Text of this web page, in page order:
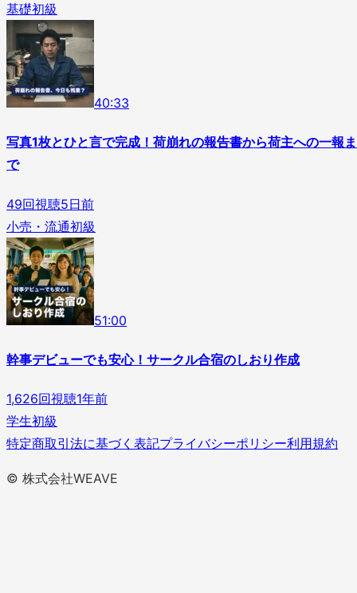
基礎初級
40:33
写真1枚とひと言で完成！荷崩れの報告書から荷主への一報ま
で
49回視聴5日前
小売・流通初級
51:00
幹事デビューでも安心！サークル合宿のしおり作成
1,626回視聴1年前
学生初級
特定商取引法に基づく表記プライバシーポリシー利用規約
© 株式会社WEAVE